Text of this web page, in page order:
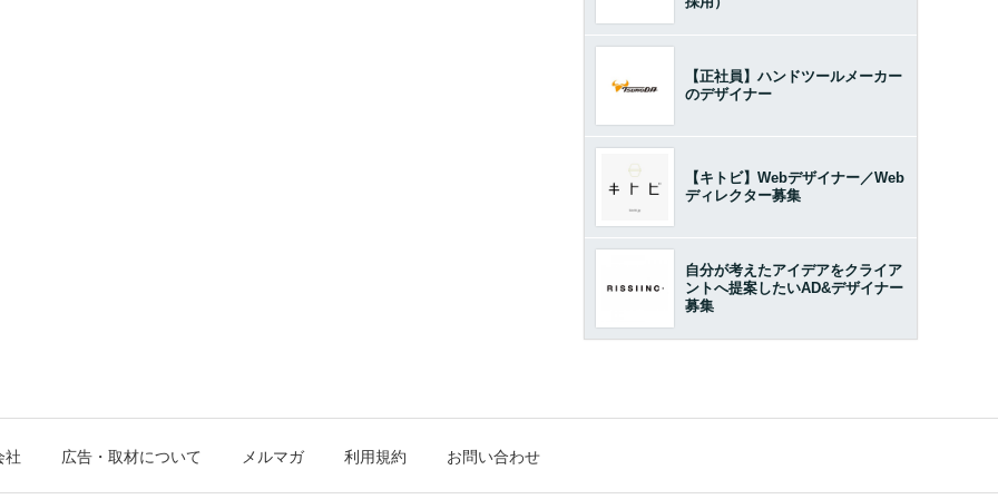
【正社員】ハンドツールメーカー
のデザイナー
【キトビ】Webデザイナー／Web
ディレクター募集
自分が考えたアイデアをクライア
ントへ提案したいAD&デザイナー
募集
社 広告・取材について メルマガ 利用規約 お問い合わせ